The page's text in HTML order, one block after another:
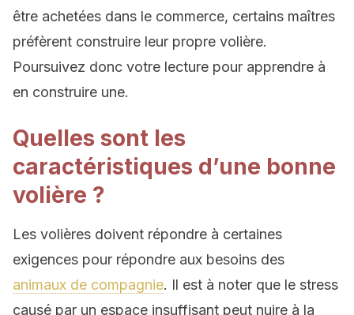
être achetées dans le commerce, certains maîtres
préfèrent construire leur propre volière.
Poursuivez donc votre lecture pour apprendre à
en construire une.
Quelles sont les
caractéristiques d’une bonne
volière ?
Les volières doivent répondre à certaines
exigences pour répondre aux besoins des
animaux de compagnie. Il est à noter que le stress
causé par un espace insuffisant peut nuire à la